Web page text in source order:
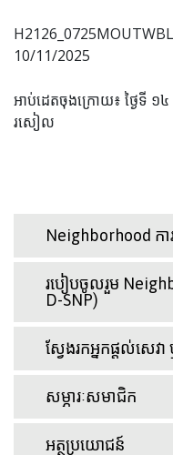
10/11/2025
អាប់ដេតចុងក្រោយ៖ ថ្ងៃទី ១
រសៀល
Neighborhood កា
របៀបចូលរួម
D-SNP)
ស្វែងរកអ្នកផ្តល់សេ
សម្ភារៈសមាជិក
អត្ថប្រយោជន៍